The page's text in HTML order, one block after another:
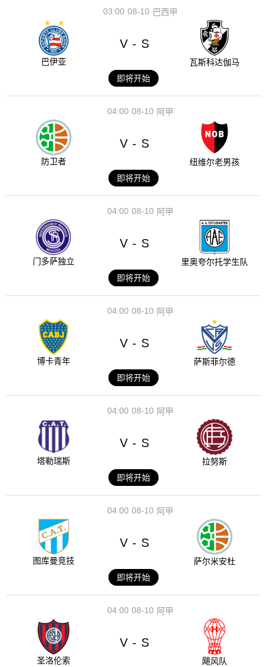
08-10
03:00 巴西甲
巴伊亚
V - S
瓦斯科达伽马
即将开始
08-10
04:00 阿甲
防卫者
V - S
纽维尔老男孩
即将开始
08-10
04:00 阿甲
门多萨独立
V - S
里奥夸尔托学生队
即将开始
08-10
04:00 阿甲
博卡青年
V - S
萨斯菲尔德
即将开始
08-10
04:00 阿甲
塔勒瑞斯
V - S
拉努斯
即将开始
08-10
04:00 阿甲
图库曼竞技
V - S
萨尔米安杜
即将开始
08-10
04:00 阿甲
圣洛伦索
V - S
飓风队